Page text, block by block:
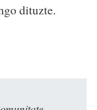
dituzte.